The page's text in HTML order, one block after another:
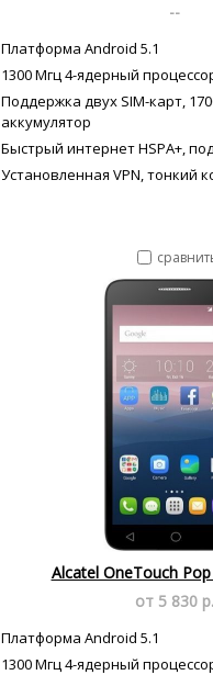
--
Платформа Android 5.1
1300 Мгц 4-ядерный
Поддержка двух SIM-карт,
аккумулятор
Быстрый интернет HSPA+,
Установленная VPN, тонкий
Alcatel OneTouch
от 5 830 р.
Платформа Android 5.1
1300 Мгц 4-ядерный